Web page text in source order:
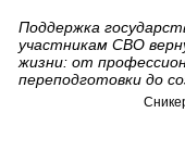
Поддержка
участникам СВО
жизни: от
переподготовки до